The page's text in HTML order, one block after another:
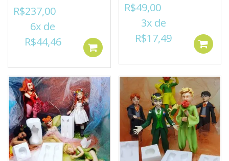
R$237,00
6x de
R$44,46
5.00de 5
R$49,00
3x de
R$17,49